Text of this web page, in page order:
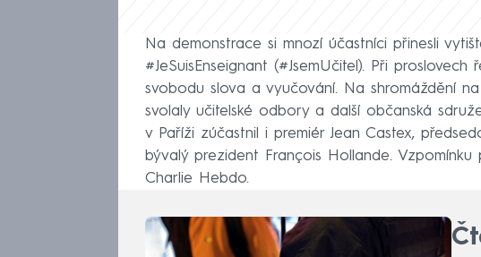
Na demonstrace si mnozí účastníci přinesli
#JeSuisEnseignant (#JsemUčitel). Při
svobodu slova a vyučování. Na shromáždění
svolaly učitelské odbory a další občanská
v Paříži zúčastnil i premiér Jean Castex,
bývalý prezident François Hollande.
Charlie Hebdo.